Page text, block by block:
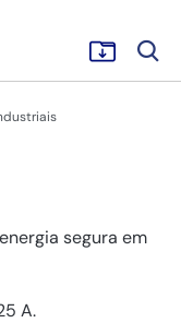
energia segura em
A.